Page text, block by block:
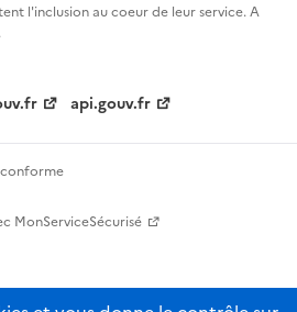
l'inclusion aucoeur de leur service. A
api.gouv.fr
MonServiceSécurisé